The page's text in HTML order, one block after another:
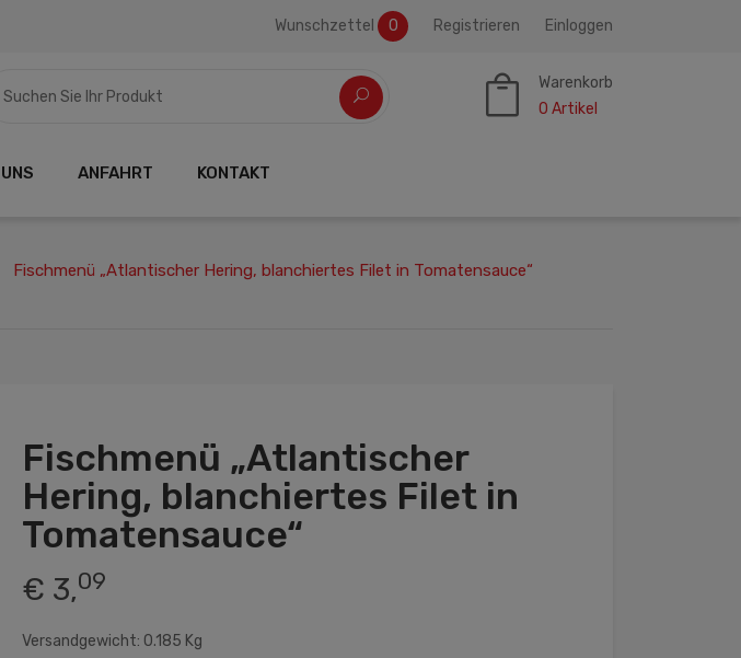
Wunschzettel 0 Registrieren Einloggen
Warenkorb
0 Artikel
ANFAHRT KONTAKT
Fischmenü „Atlantischer Hering, blanchiertes Filet in Tomatensauce“
Fischmenü „Atlantischer
Hering, blanchiertes Filet in
Tomatensauce“
€ 3,09
Versandgewicht: 0.185 Kg